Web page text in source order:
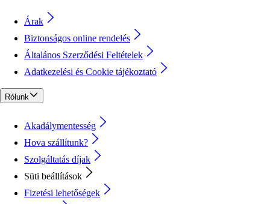
Árak
Biztonságos online rendelés
Általános Szerződési Feltételek
Adatkezelési és Cookie tájékoztató
Rólunk
Akadálymentesség
Hova szállítunk?
Szolgáltatás díjak
Süti beállítások
Fizetési lehetőségek